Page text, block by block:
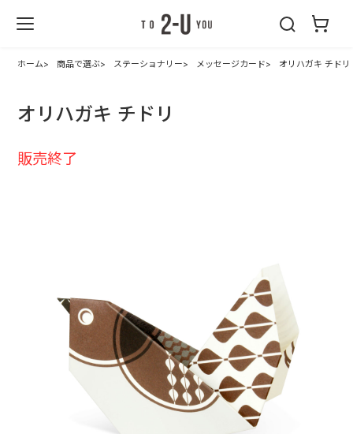
ホーム 商品で選ぶ ステーショナリー メッセージカード オリハガキ チドリ
オリハガキ チドリ
販売終了